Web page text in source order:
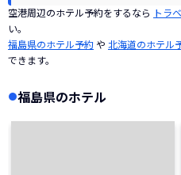
空港周辺のホテル予約をするなら トラ
い。
福島県のホテル予約 や 北海道のホテル
できます。
福島県のホテル